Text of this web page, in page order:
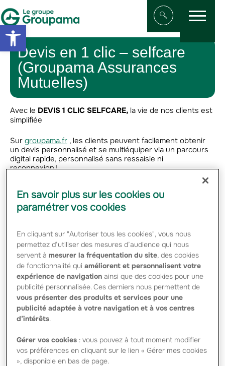
Open toolbar
Aller au contenu
Afficher/
Menu
Devis en 1 clic – selfcare
(Groupama Assurances
Mutuelles)
Avec le DEVIS 1 CLIC SELFCARE, la vie de nos clients est
simplifiée
Sur groupama.fr , les clients peuvent facilement obtenir
un devis personnalisé et se multiéquiper via un parcours
digital rapide, personnalisé sans ressaisie ni
reconnexion !
Pour en savoir plus, cliquez sur les images ci-dessous.
Créateurs de succès
L’édition 2024 : les 10 ans des Top Succès
Les projets proposés
L’édition 2022
En savoir plus sur les cookies ou
paramétrer vos cookies
En cliquant sur "Autoriser tous les cookies", vous nous
permettez d’utiliser des mesures d’audience qui nous
servent àmesurer la fréquentation du site, des cookies
de fonctionnalité quiaméliorent et personnalisent votre
expérience de navigation ainsi que des cookies pour une
publicité personnalisée. Ces derniers nous permettent de
vous présenter des produits et services pour une
publicité adaptée à votre navigation et à vos centres
d’intérêts.
Gérer vos cookies : vous pouvez à tout moment modifier
vos préférences en cliquant sur le lien « Gérer mes cookies
», disponible en bas de page.